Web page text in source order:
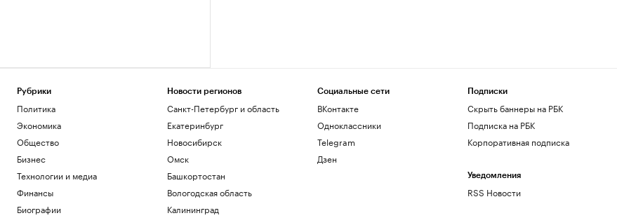
Рубрики
Политика
Экономика
Общество
Бизнес
Технологии и медиа
Финансы
Биографии
Новости регионов
Санкт-Петербург и область
Екатеринбург
Новосибирск
Омск
Башкортостан
Вологодская область
Калининград
Социальные сети
ВКонтакте
Одноклассники
Telegram
Дзен
Подписки
Скрыть баннеры на РБК
Подписка на РБК
Корпоративная подписка
Уведомления
RSS Новости